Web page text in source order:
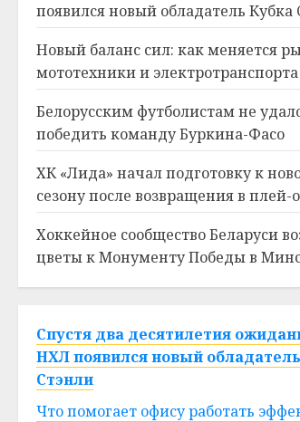
появился новый обладатель Кубка
Новый баланс сил: как меняется
мототехники и электротранспорта
Белорусским футболистам не
победить команду Буркина-Фасо
ХК «Лида» начал подготовку к
сезону после возвращения в плей-
Хоккейное сообщество Беларуси
цветы к Монументу Победы в
Спустя два десятилетия
НХЛ появился новый
Стэнли
Что помогает офису работать